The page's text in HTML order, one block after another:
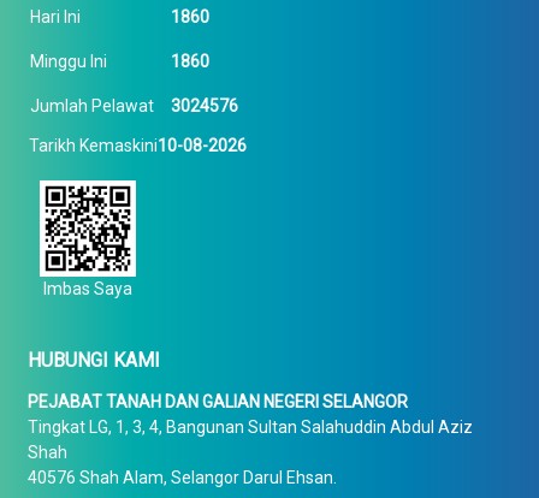
Hari Ini 1860
Minggu Ini 1860
Jumlah Pelawat 3024576
Tarikh Kemaskini10-08-2026
Imbas Saya
HUBUNGI KAMI
PEJABAT TANAH DAN GALIAN NEGERI SELANGOR
Tingkat LG, 1, 3, 4, Bangunan Sultan Salahuddin Abdul Aziz
Shah
40576 Shah Alam, Selangor Darul Ehsan.